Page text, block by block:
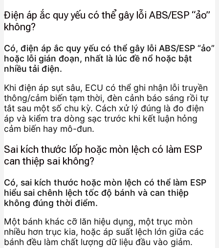
Điện áp ắc quy yếu có thể gây lỗi ABS/ESP “ảo”
không?
Có, điện áp ắc quy yếu có thể gây lỗi ABS/ESP “ảo”
hoặc lỗi gián đoạn, nhất là lúc đề nổ hoặc bật
nhiều tải điện.
Khi điện áp sụt sâu, ECU có thể ghi nhận lỗi truyền
thông/cảm biến tạm thời, đèn cảnh báo sáng rồi tự
tắt sau một số chu kỳ. Cách xử lý đúng là đo điện
áp và kiểm tra dòng sạc trước khi kết luận hỏng
cảm biến hay mô-đun.
Sai kích thước lốp hoặc mòn lệch có làm ESP
can thiệp sai không?
Có, sai kích thước hoặc mòn lệch có thể làm ESP
hiểu sai chênh lệch tốc độ bánh và can thiệp
không đúng thời điểm.
Một bánh khác cỡ lăn hiệu dụng, một trục mòn
nhiều hơn trục kia, hoặc áp suất lệch lớn giữa các
bánh đều làm chất lượng dữ liệu đầu vào giảm.